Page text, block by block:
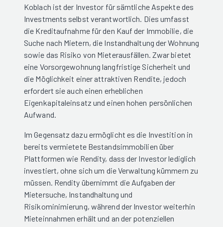
Koblach ist der Investor für sämtliche Aspekte des
Investments selbst verantwortlich. Dies umfasst
die Kreditaufnahme für den Kauf der Immobilie, die
Suche nach Mietern, die Instandhaltung der Wohnung
sowie das Risiko von Mieterausfällen. Zwar bietet
eine Vorsorgewohnung langfristige Sicherheit und
die Möglichkeit einer attraktiven Rendite, jedoch
erfordert sie auch einen erheblichen
Eigenkapitaleinsatz und einen hohen persönlichen
Aufwand.
Im Gegensatz dazu ermöglicht es die Investition in
bereits vermietete Bestandsimmobilien über
Plattformen wie Rendity, dass der Investor lediglich
investiert, ohne sich um die Verwaltung kümmern zu
müssen. Rendity übernimmt die Aufgaben der
Mietersuche, Instandhaltung und
Risikominimierung, während der Investor weiterhin
Mieteinnahmen erhält und an der potenziellen